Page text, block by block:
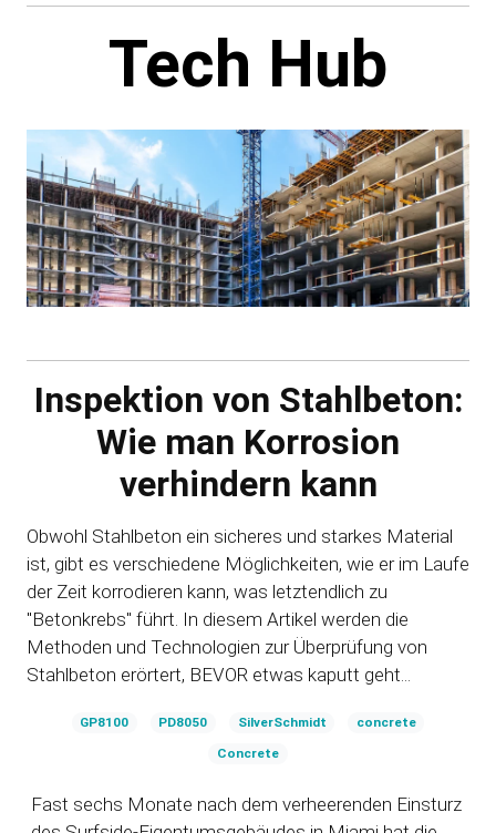
Tech Hub
Inspektion von Stahlbeton:
Wie man Korrosion
verhindern kann
Obwohl Stahlbeton ein sicheres und starkes Material
ist, gibt es verschiedene Möglichkeiten, wie er im Laufe
der Zeit korrodieren kann, was letztendlich zu
"Betonkrebs" führt. In diesem Artikel werden die
Methoden und Technologien zur Überprüfung von
Stahlbeton erörtert, BEVOR etwas kaputt geht...
GP8100 PD8050 SilverSchmidt concrete
Concrete
Fast sechs Monate nach dem verheerenden Einsturz